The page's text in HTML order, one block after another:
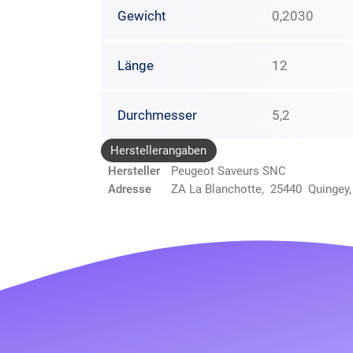
Gewicht 0,2030
Länge 12
Durchmesser 5,2
Herstellerangaben
Hersteller
Peugeot Saveurs SNC
Adresse
ZA La Blanchotte, 25440